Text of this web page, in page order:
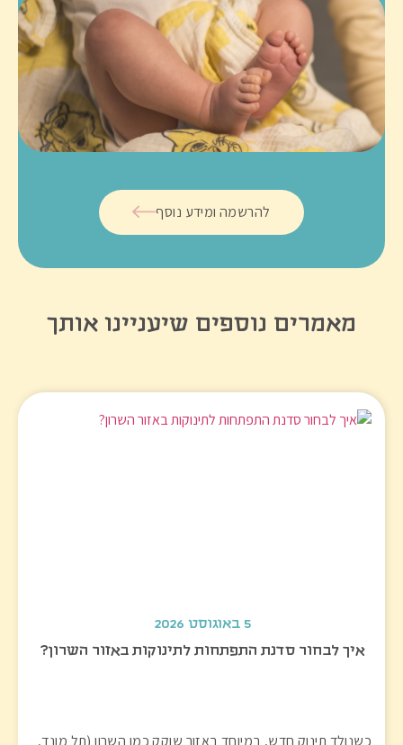
להרשמה ומידע נוסף
מאמרים נוספים שיעניינו אותך
5 באוגוסט 2026
איך לבחור סדנת התפתחות לתינוקות באזור השרון?
כשנולד תינוק חדש, במיוחד באזור שוקק כמו השרון (תל מונד,